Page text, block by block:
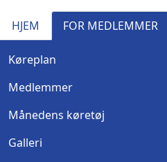
HJEM FOR MEDLEMMER
Køreplan
Medlemmer
Månedens køretøj
Galleri